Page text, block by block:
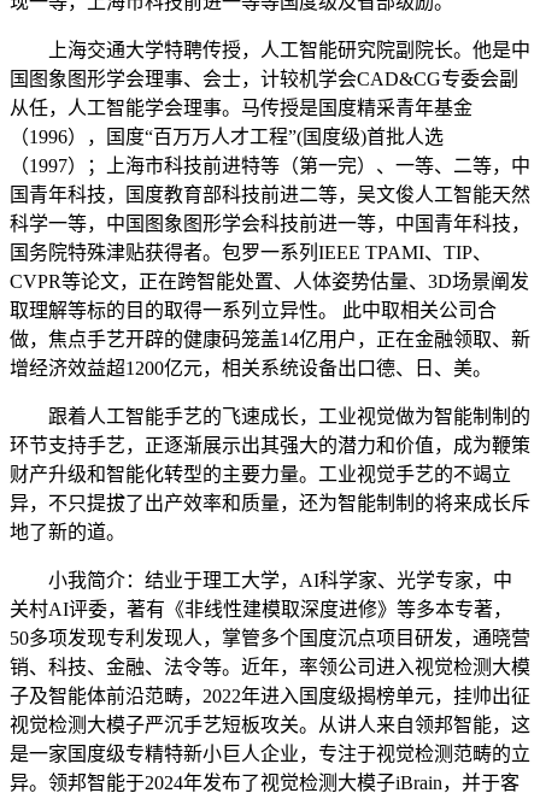
上海交通大学特聘传授，人工智能研究院副院长。他是中
国图象图形学会理事、会士，计较机学会CAD&CG专委会副
从任，人工智能学会理事。马传授是国度精采青年基金
（1996），国度“百万万人才工程”(国度级)首批人选
（1997）；上海市科技前进特等（第一完）、一等、二等，中
国青年科技，国度教育部科技前进二等，吴文俊人工智能天然
科学一等，中国图象图形学会科技前进一等，中国青年科技，
国务院特殊津贴获得者。包罗一系列IEEE TPAMI、TIP、
CVPR等论文，正在跨智能处置、人体姿势估量、3D场景阐发
取理解等标的目的取得一系列立异性。 此中取相关公司合
做，焦点手艺开辟的健康码笼盖14亿用户，正在金融领取、新
增经济效益超1200亿元，相关系统设备出口德、日、美。
跟着人工智能手艺的飞速成长，工业视觉做为智能制制的
环节支持手艺，正逐渐展示出其强大的潜力和价值，成为鞭策
财产升级和智能化转型的主要力量。工业视觉手艺的不竭立
异，不只提拔了出产效率和质量，还为智能制制的将来成长斥
地了新的道。
小我简介：结业于理工大学，AI科学家、光学专家，中
关村AI评委，著有《非线性建模取深度进修》等多本专著，
50多项发现专利发现人，掌管多个国度沉点项目研发，通晓营
销、科技、金融、法令等。近年，率领公司进入视觉检测大模
子及智能体前沿范畴，2022年进入国度级揭榜单元，挂帅出征
视觉检测大模子严沉手艺短板攻关。从讲人来自领邦智能，这
是一家国度级专精特新小巨人企业，专注于视觉检测范畴的立
异。领邦智能于2024年发布了视觉检测大模子iBrain，并于客